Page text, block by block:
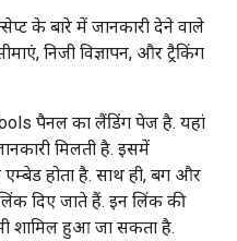
के बारे में जानकारी देने वाले
निजी विज्ञापन, और ट्रैकिंग
पैनल का लैंडिंग पेज है. यहां
मिलती है. इसमें
होता है. साथ ही, बग और
दिए जाते हैं. इन लिंक की
शामिल हुआ जा सकता है.